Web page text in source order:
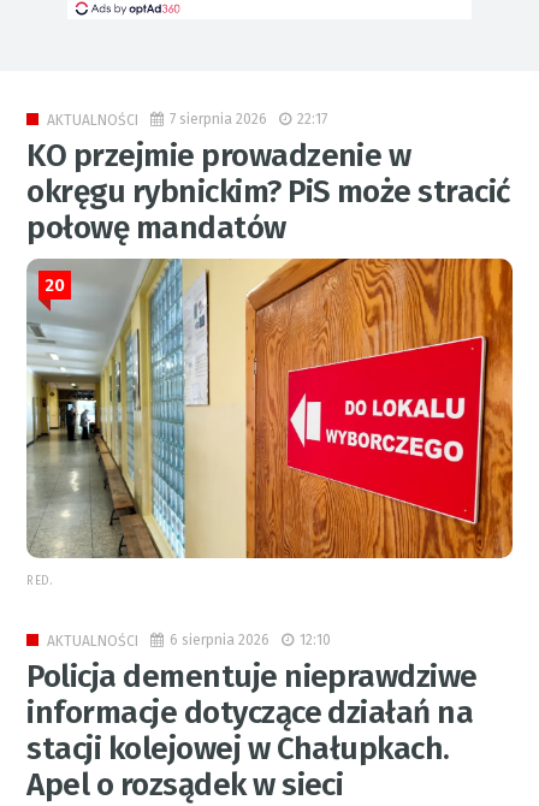
AKTUALNOŚCI 7 sierpnia 2026 22:17
KO przejmie prowadzenie w
okręgu rybnickim? PiS może stracić
połowę mandatów
20
RED.
AKTUALNOŚCI 6 sierpnia 2026 12:10
Policja dementuje nieprawdziwe
informacje dotyczące działań na
stacji kolejowej w Chałupkach.
Apel o rozsądek w sieci